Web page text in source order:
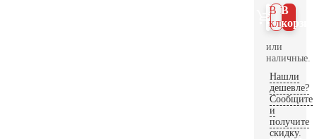
В
В 1
клик
или
наличные.
Нашли
дешевле?
Сообщите
и
получите
скидку.